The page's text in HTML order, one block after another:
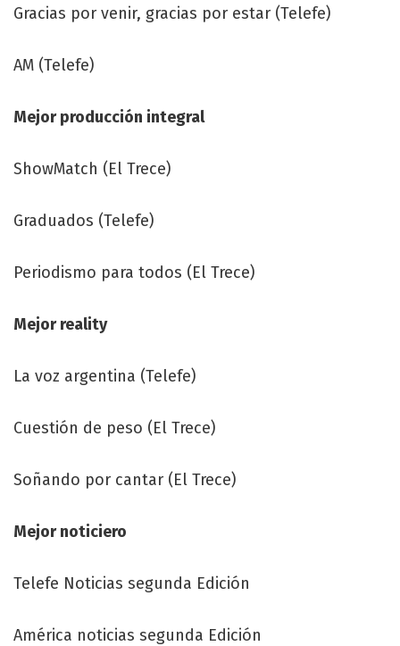
Gracias por venir, gracias por estar (Telefe)
AM (Telefe)
Mejor producción integral
ShowMatch (El Trece)
Graduados (Telefe)
Periodismo para todos (El Trece)
Mejor reality
La voz argentina (Telefe)
Cuestión de peso (El Trece)
Soñando por cantar (El Trece)
Mejor noticiero
Telefe Noticias segunda Edición
América noticias segunda Edición